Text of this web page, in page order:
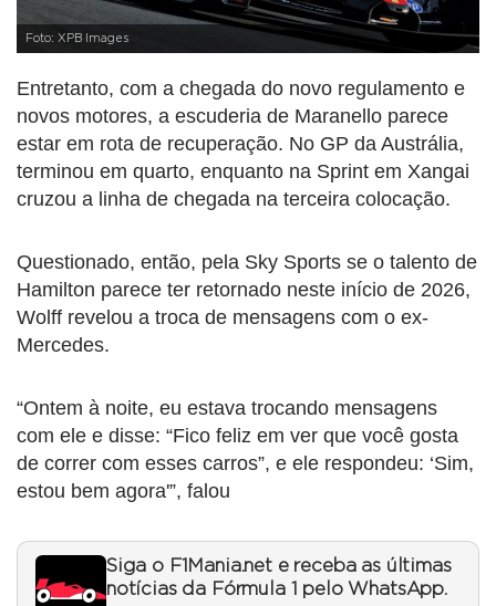
Foto: XPB Images
Entretanto, com a chegada do novo regulamento e
novos motores, a escuderia de Maranello parece
estar em rota de recuperação. No GP da Austrália,
terminou em quarto, enquanto na Sprint em Xangai
cruzou a linha de chegada na terceira colocação.
Questionado, então, pela Sky Sports se o talento de
Hamilton parece ter retornado neste início de 2026,
Wolff revelou a troca de mensagens com o ex-
Mercedes.
“Ontem à noite, eu estava trocando mensagens
com ele e disse: “Fico feliz em ver que você gosta
de correr com esses carros”, e ele respondeu: ‘Sim,
estou bem agora'”, falou
Siga o F1Mania.net e receba as últimas
notícias da Fórmula 1 pelo WhatsApp.